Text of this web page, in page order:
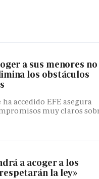
a sus menores no
los obstáculos
accedido EFE asegura
muy claros
a acoger a los
la ley»